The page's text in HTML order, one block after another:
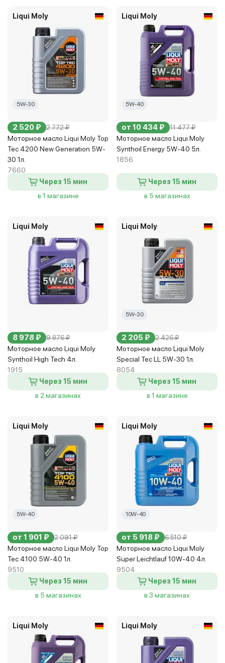
Liqui Moly
5W-30
2 520 ₽ 2 772 ₽
Моторное масло Liqui Moly Top
Tec 4200 New Generation 5W-
30 1л.
7660
Через 15 мин
в 1 магазине
Liqui Moly
5W-40
от 10 434 ₽ 11 477 ₽
Моторное масло Liqui Moly
Synthoil Energy 5W-40 5л.
1856
Через 15 мин
в 5 магазинах
Liqui Moly
8 978 ₽ 9 876 ₽
Моторное масло Liqui Moly
Synthoil High Tech 4л.
1915
Через 15 мин
в 2 магазинах
Liqui Moly
5W-30
2 205 ₽ 2 426 ₽
Моторное масло Liqui Moly
Special Tec LL 5W-30 1л.
8054
Через 15 мин
в 1 магазине
Liqui Moly
5W-40
от 1 901 ₽ 2 091 ₽
Моторное масло Liqui Moly Top
Tec 4100 5W-40 1л.
9510
Через 15 мин
в 5 магазинах
Liqui Moly
10W-40
от 5 918 ₽ 6 510 ₽
Моторное масло Liqui Moly
Super Leichtlauf 10W-40 4л.
9504
Через 15 мин
в 3 магазинах
Liqui Moly Liqui Moly